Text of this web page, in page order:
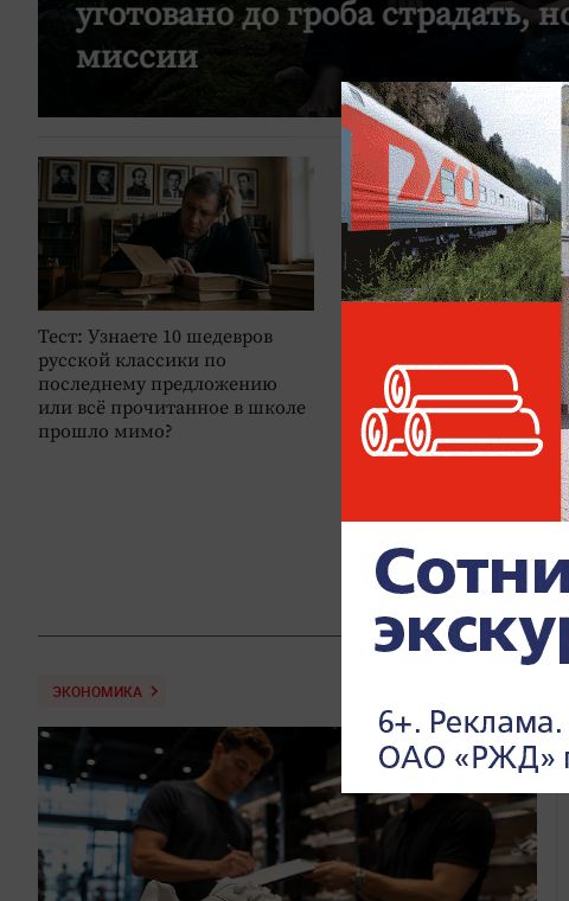
уготовано до гроба страдать,
миссии
Тест: Узнаете 10 шедевров
русской классики по
последнему предложению
или всё прочитанное в школе
прошло мимо?
Аполлинарию
170: художник, который
показал Москву до
небоскрёбов, пробок и
асфальта
ЭКОНОМИКА